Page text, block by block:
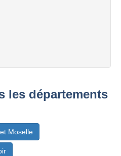
les départements
Moselle